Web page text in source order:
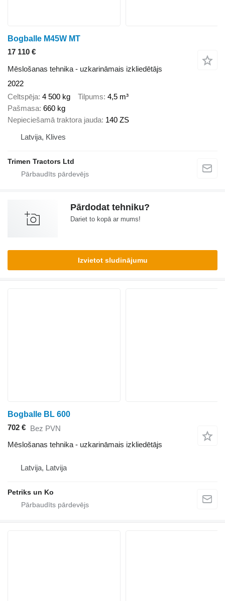
Bogballe M45W MT
17 110 €
Mēslošanas tehnika - uzkarināmais izkliedētājs
2022
Celtspēja 4 500 kg Tilpums 4,5 m³
Pašmasa 660 kg
Nepieciešamā traktora jauda 140 ZS
Latvija, Klives
Trimen Tractors Ltd
Pārdodat tehniku?
Dariet to kopā ar mums!
Izvietot sludinājumu
Bogballe BL 600
702 € Bez PVN
Mēslošanas tehnika - uzkarināmais izkliedētājs
Latvija, Latvija
Petriks un Ko